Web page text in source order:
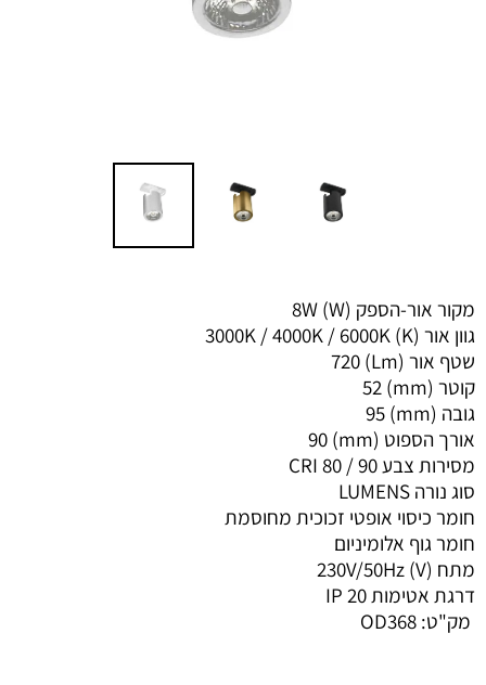
מקור אור-הספק (W)
8W
גוון אור (K)
3000K /4000K / 6000K
שטף אור (Lm)
720
קוטר (mm)
52
גובה (mm)
95
אורך הספוט (mm)
90
מסירות צבע CRI
80 /90
סוג נורה LUMENS
חומר כיסוי אופטי זכוכית מחוסמת
חומר גוף אלומיניום
מתח (V)
230V/50Hz
דרגת אטימות IP20
מק"ט: OD368